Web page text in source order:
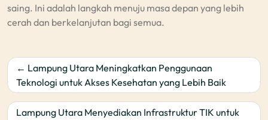
saing. Ini adalah langkah menuju masa depan yang lebih
cerah dan berkelanjutan bagi semua.
Post
navigation
Lampung Utara Meningkatkan Penggunaan
Teknologi untuk Akses Kesehatan yang Lebih Baik
Lampung Utara Menyediakan Infrastruktur TIK untuk